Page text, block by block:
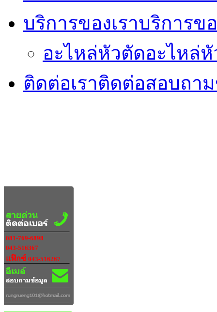
บริการของเราบริการข
อะไหล่หัวตัดอะไหล่
ติดต่อเราติดต่อสอบถา
081-769-6898
043-516367
แฟ๊กซ์ 043-516267